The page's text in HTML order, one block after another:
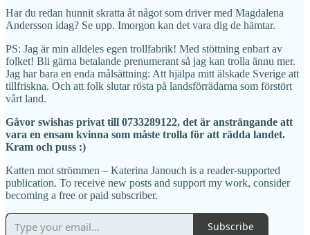
Har du redan hunnit skratta åt något som driver med Magdalena
Andersson idag? Se upp. Imorgon kan det vara dig de hämtar.
PS: Jag är min alldeles egen trollfabrik! Med stöttning enbart av
folket! Bli gärna betalande prenumerant så jag kan trolla ännu mer.
Jag har bara en enda målsättning: Att hjälpa mitt älskade Sverige att
tillfriskna. Och att folk slutar rösta på landsförrädarna som förstört
vårt land.
Gåvor swishas privat till 0733289122, det är ansträngande att
vara en ensam kvinna som måste trolla för att rädda landet.
Kram och puss :)
Katten mot strömmen – Katerina Janouch is a reader-supported
publication. To receive new posts and support my work, consider
becoming a free or paid subscriber.
Subscribe